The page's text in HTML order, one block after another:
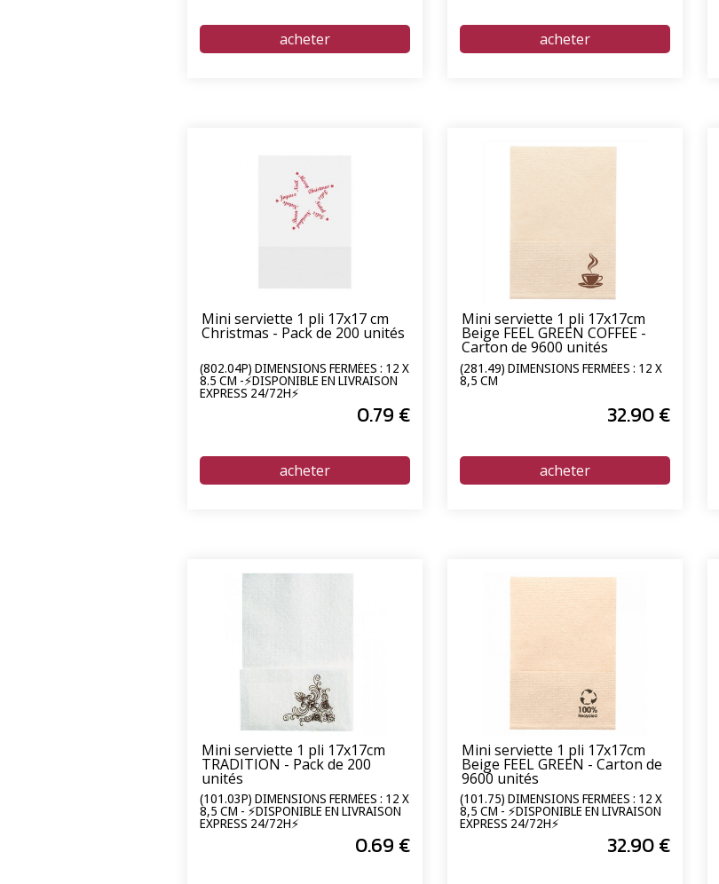
Mini serviette 1 pli 17x17 cm
Christmas - Pack de 200 unités
(802.04P) DIMENSIONS FERMÉES : 12 X
8.5 CM -⚡DISPONIBLE EN LIVRAISON
EXPRESS 24/72H⚡
0.79 €
Mini serviette 1 pli 17x17cm
Beige FEEL GREEN COFFEE -
Carton de 9600 unités
(281.49) DIMENSIONS FERMÉES : 12 X
8,5 CM
32.90€
Mini serviette 1 pli 17x17cm
TRADITION - Pack de 200
unités
(101.03P) DIMENSIONS FERMÉES : 12 X
8,5 CM - ⚡DISPONIBLE EN LIVRAISON
EXPRESS 24/72H⚡
0.69 €
Mini serviette 1 pli 17x17cm
Beige FEEL GREEN - Carton de
9600 unités
(101.75) DIMENSIONS FERMÉES : 12 X
8,5 CM - ⚡DISPONIBLE EN LIVRAISON
EXPRESS 24/72H⚡
32.90€